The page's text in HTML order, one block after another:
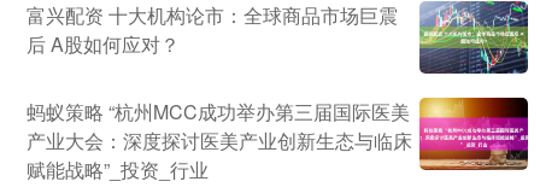
富兴配资 十大机构论市：全球商品市场巨震
后 A股如何应对？
蚂蚁策略 “杭州MCC成功举办第三届国际医美
产业大会：深度探讨医美产业创新生态与临床
赋能战略”_投资_行业